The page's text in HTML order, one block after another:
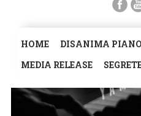
HOME DISANIMA PIANO
MEDIA RELEASE